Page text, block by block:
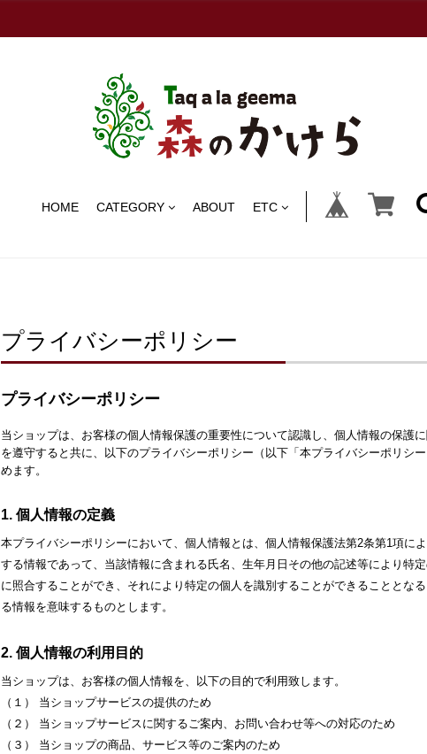
HOME CATEGORY ABOUT ETC
プライバシーポリシー
プライバシーポリシー
当ショップは、お客様の個人情報保護の重要性について認識し、個人情報の保護
を遵守すると共に、以下のプライバシーポリシー（以下「本プライバシーポリシ
めます。
1. 個人情報の定義
本プライバシーポリシーにおいて、個人情報とは、個人情報保護法第2条第1項に
する情報であって、当該情報に含まれる氏名、生年月日その他の記述等により特
に照合することができ、それにより特定の個人を識別することができることとな
る情報を意味するものとします。
2. 個人情報の利用目的
当ショップは、お客様の個人情報を、以下の目的で利用致します。
（１） 当ショップサービスの提供のため
（２） 当ショップサービスに関するご案内、お問い合わせ等への対応のため
（３） 当ショップの商品、サービス等のご案内のため